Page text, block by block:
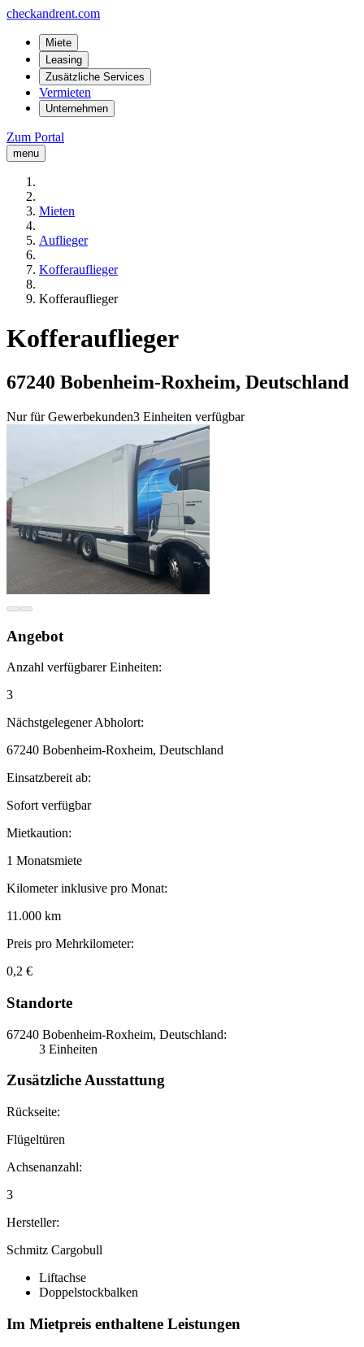
checkandrent.com
Miete
Leasing
Zusätzliche Services
Vermieten
Unternehmen
Zum Portal
menu
Mieten
Auflieger
Kofferauflieger
Kofferauflieger
Kofferauflieger
67240 Bobenheim-Roxheim, Deutschland
Nur für Gewerbekunden3 Einheiten verfügbar
Angebot
Anzahl verfügbarer Einheiten:
3
Nächstgelegener Abholort:
67240 Bobenheim-Roxheim, Deutschland
Einsatzbereit ab:
Sofort verfügbar
Mietkaution:
1 Monatsmiete
Kilometer inklusive pro Monat:
11.000 km
Preis pro Mehrkilometer:
0,2 €
Standorte
67240 Bobenheim-Roxheim, Deutschland:
3 Einheiten
Zusätzliche Ausstattung
Rückseite:
Flügeltüren
Achsenanzahl:
3
Hersteller:
Schmitz Cargobull
Liftachse
Doppelstockbalken
Im Mietpreis enthaltene Leistungen